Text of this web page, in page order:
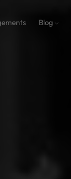
Blog